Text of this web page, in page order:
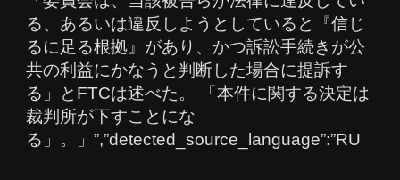
る、あるいは違反しようとしていると『信じ
るに足る根拠』があり、かつ訴訟手続きが公
共の利益にかなうと判断した場合に提訴す
る」とFTCは述べた。 「本件に関する決定は
裁判所が下すことにな
る」。」”,”detected_source_language”:”RU